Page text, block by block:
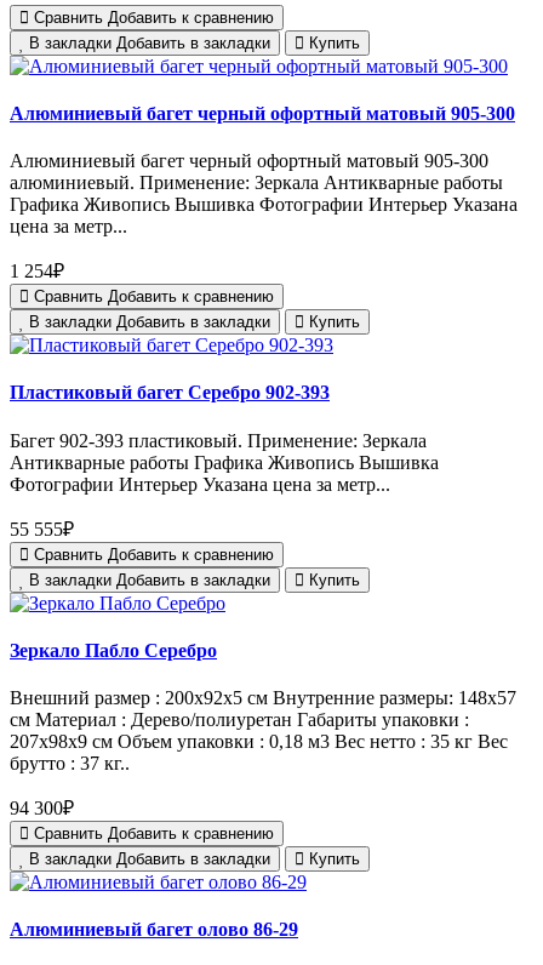
Сравнить Добавить к сравнению
В закладки Добавить в закладки Купить
Алюминиевый багет черный офортный матовый 905-300
Алюминиевый багет черный офортный матовый 905-300
алюминиевый. Применение: Зеркала Антикварные работы
Графика Живопись Вышивка Фотографии Интерьер Указана
цена за метр...
1 254₽
Сравнить Добавить к сравнению
В закладки Добавить в закладки Купить
Пластиковый багет Серебро 902-393
Багет 902-393 пластиковый. Применение: Зеркала
Антикварные работы Графика Живопись Вышивка
Фотографии Интерьер Указана цена за метр...
55 555₽
Сравнить Добавить к сравнению
В закладки Добавить в закладки Купить
Зеркало Пабло Серебро
Внешний размер : 200х92х5 см Внутренние размеры: 148х57
см Материал : Дерево/полиуретан Габариты упаковки :
207х98х9 см Объем упаковки : 0,18 м3 Вес нетто : 35 кг Вес
брутто : 37 кг..
94 300₽
Сравнить Добавить к сравнению
В закладки Добавить в закладки Купить
Алюминиевый багет олово 86-29